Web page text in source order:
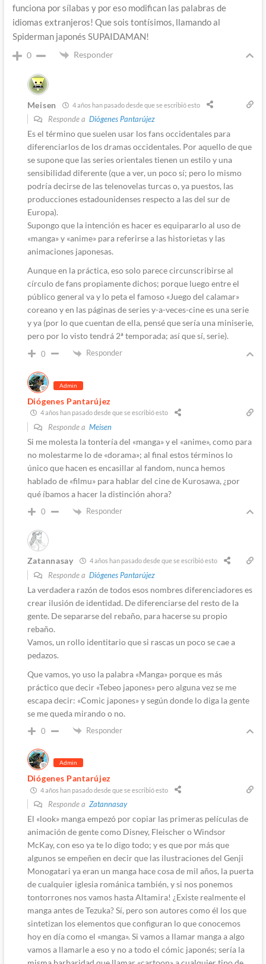
funciona por sílabas y por eso modifican las palabras de
idiomas extranjeros! Que sois tontísimos, llamando al
Spiderman japonés SUPAIDAMAN!
0 Responder
Meisen 4 años han pasado desde que se escribió esto
Responde a Diógenes Pantarújez
Es el término que suelen usar los fans occidentales para
diferenciarlos de los dramas occidentales. Por aquello de que
se supone que las series orientales tienen un estilo y una
sensibilidad diferente (que a ver, un poco sí; pero lo mismo
podría decirse de las telenovelas turcas o, ya puestos, las
producciones estadounidenses respecto a las del sur de
Europa).
Supongo que la intención es hacer es equipararlo al uso de
«manga» y «anime» para referirse a las historietas y las
animaciones japonesas.
Aunque en la práctica, eso solo parece circunscribirse al
círculo de fans propiamente dichos; porque luego entre el
público general va y lo peta el famoso «Juego del calamar»
coreano y en las páginas de series y-a-veces-cine es una serie
y ya (por lo que cuentan de ella, pensé que sería una miniserie,
pero por lo visto tendrá 2ª temporada; así que sí, serie).
0 Responder
Admin
Diógenes Pantarújez
4 años han pasado desde que se escribió esto
Responde a Meisen
Si me molesta la tontería del «manga» y el «anime», como para
no molestarme lo de «dorama»; al final estos términos lo
único que hacen es encasillar al fandom, nunca hemos
hablado de «filmu» para hablar del cine de Kurosawa, ¿por
qué íbamos a hacer la distinción ahora?
0 Responder
Zatannasay 4 años han pasado desde que se escribió esto
Responde a Diógenes Pantarújez
La verdadera razón de todos esos nombres diferenciadores es
crear ilusión de identidad. De diferenciarse del resto de la
gente. De separarse del rebaño, para hacerse su propio
rebaño.
Vamos, un rollo identitario que si rascas un poco se cae a
pedazos.
Que vamos, yo uso la palabra «Manga» porque es más
práctico que decir «Tebeo japones» pero alguna vez se me
escapa decir: «Comic japones» y según donde lo diga la gente
se me queda mirando o no.
0 Responder
Admin
Diógenes Pantarújez
4 años han pasado desde que se escribió esto
Responde a Zatannasay
El «look» manga empezó por copiar las primeras películas de
animación de gente como Disney, Fleischer o Windsor
McKay, con eso ya te lo digo todo; y es que por más que
algunos se empeñen en decir que las ilustraciones del Genji
Monogatari ya eran un manga hace cosa de mil años, la puerta
de cualquier iglesia románica también, y si nos ponemos
tontorrones nos vamos hasta Altamira! ¿Existe realmente el
manga antes de Tezuka? Sí, pero son autores como él los que
sintetizan los elementos que configuran lo que conocemos
hoy en día como el «manga». Si vamos a llamar manga a algo
vamos a llamarle a eso y no a todo el cómic japonés; sería la